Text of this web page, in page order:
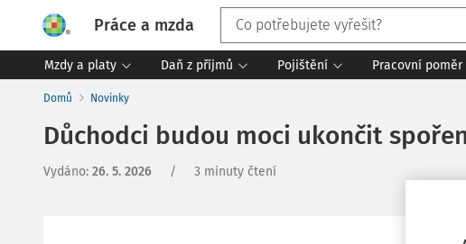
Práce a mzda
Mzdy a platy Daň z příjmů Pojištění Pracovní poměr
Domů Novinky
Důchodci budou moci ukončit
Vydáno: 26. 5. 2026 / 3 minuty čtení